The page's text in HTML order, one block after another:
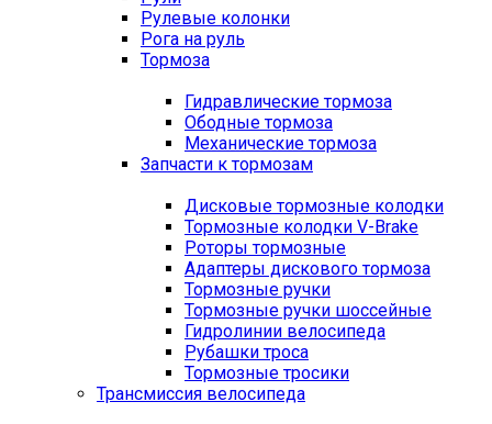
Рулевые колонки
Рога на руль
Тормоза
Гидравлические тормоза
Ободные тормоза
Механические тормоза
Запчасти к тормозам
Дисковые тормозные колодки
Тормозные колодки V-Brake
Роторы тормозные
Адаптеры дискового тормоза
Тормозные ручки
Тормозные ручки шоссейные
Гидролинии велосипеда
Рубашки троса
Тормозные тросики
Трансмиссия велосипеда